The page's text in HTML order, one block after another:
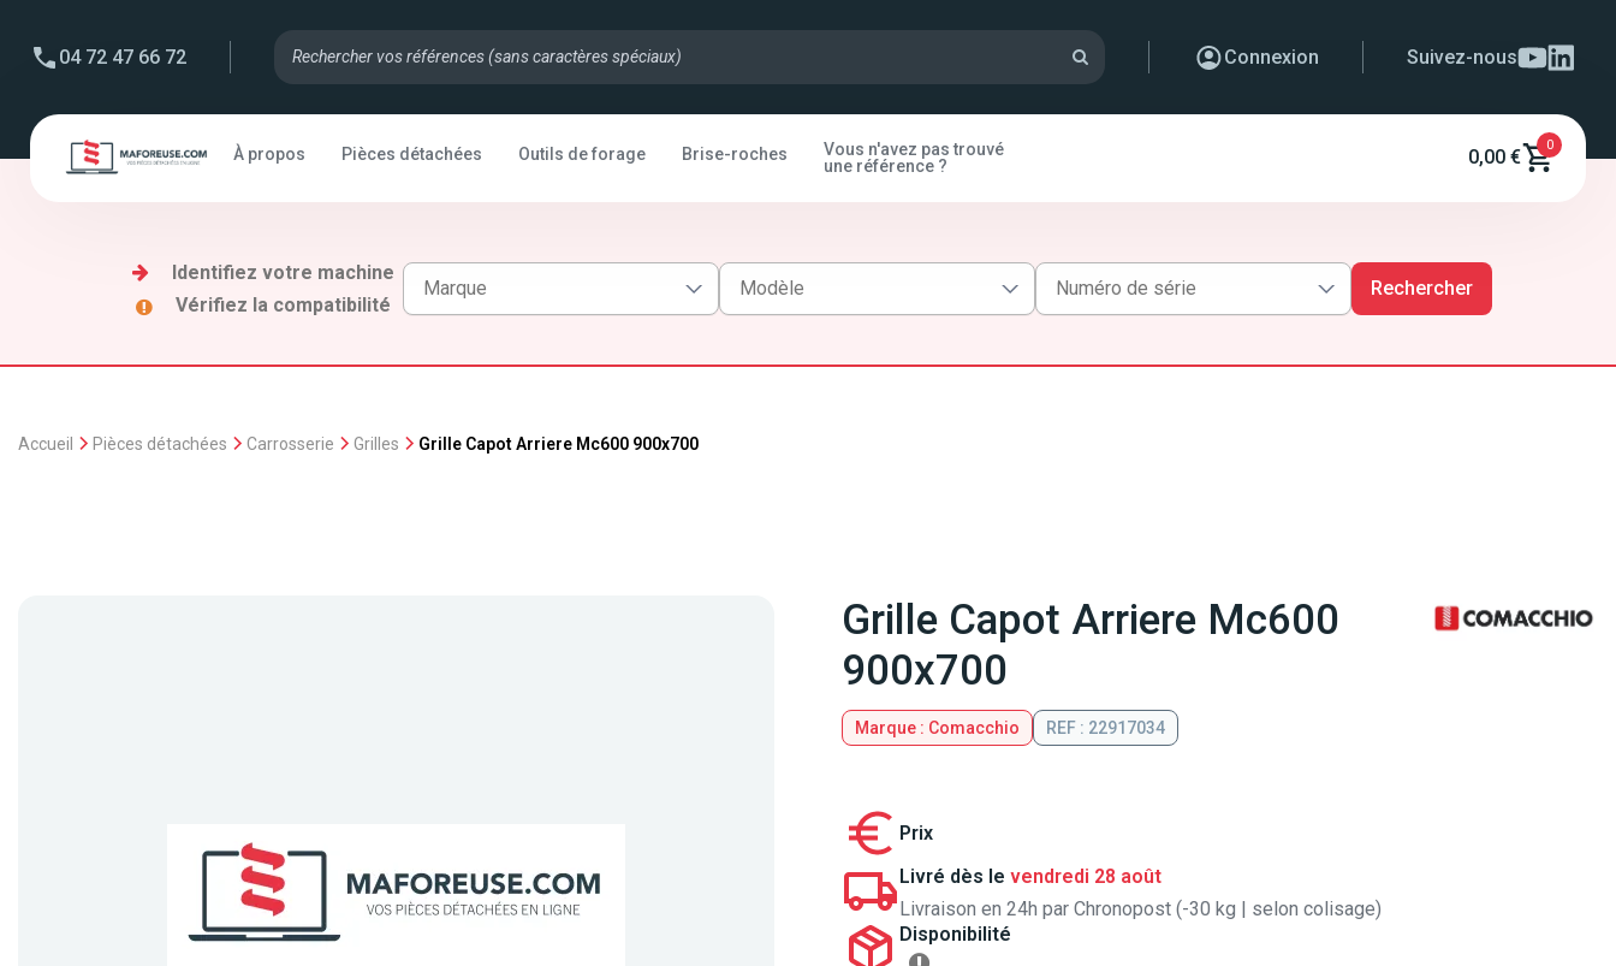
04 72 47 66 72 Connexion Suivez-nous
À propos Pièces détachées Outils de forage Brise-roches
Vous n'avez pas trouvé
une référence ?
0,00 €
0
Identifiez votre machine
Vérifiez la compatibilité
Rechercher
Accueil Pièces détachées Carrosserie Grilles Grille Capot Arriere Mc600 900x700
Grille Capot Arriere Mc600
900x700
Marque : Comacchio REF : 22917034
Prix
Livré dès le vendredi 28 août
Livraison en 24h par Chronopost (-30 kg | selon colisage)
Disponibilité